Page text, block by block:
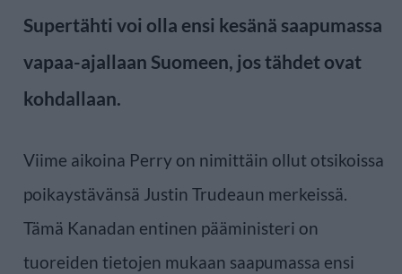
Supertähti voi olla ensi kesänä saapumassa
vapaa-ajallaan Suomeen, jos tähdet ovat
kohdallaan.
Viime aikoina Perry on nimittäin ollut otsikoissa
poikaystävänsä Justin Trudeaun merkeissä.
Tämä Kanadan entinen pääministeri on
tuoreiden tietojen mukaan saapumassa ensi